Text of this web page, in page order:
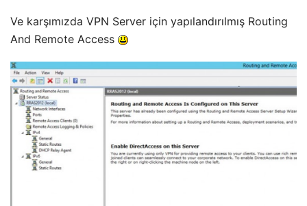
Ve karşımızda VPN Server için yapılandırılmış Routing
And Remote Access